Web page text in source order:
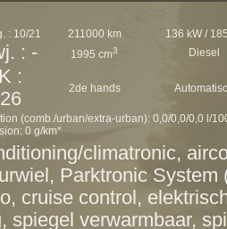
: 10/21 211000 km 136 kW /
: - 1995 cm3 Diesel
:
2de hands
(comb./urban/extra-urban): 0,0/0,0/0,0 l/
0 g/km*
climatronic,
Parktronic System
cruise control,
spiegel verwarmbaar,